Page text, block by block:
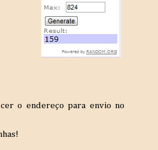
o endereço para envio no